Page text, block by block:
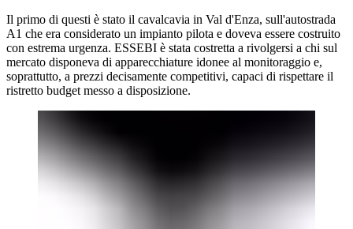
Il primo di questi è stato il cavalcavia in Val d'Enza, sull'autostrada
A1 che era considerato un impianto pilota e doveva essere costruito
con estrema urgenza. ESSEBI è stata costretta a rivolgersi a chi sul
mercato disponeva di apparecchiature idonee al monitoraggio e,
soprattutto, a prezzi decisamente competitivi, capaci di rispettare il
ristretto budget messo a disposizione.